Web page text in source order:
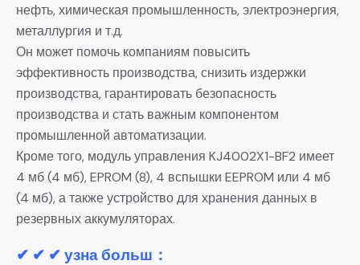
нефть, химическая промышленность, электроэнергия,
металлургия и т.д.
Он может помочь компаниям повысить
эффективность производства, снизить издержки
производства, гарантировать безопасность
производства и стать важным компонентом
промышленной автоматизации.
Кроме того, модуль управления KJ4002X1-BF2 имеет
4 мб (4 мб), EPROM (8), 4 вспышки EEPROM или 4 мб
(4 мб), а также устройство для хранения данных в
резервных аккумуляторах.
✔ ✔ ✔ узна больш：